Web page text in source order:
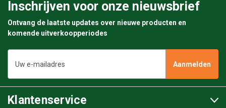
Inschrijven voor onze nieuwsbrief
Ontvang de laatste updates over nieuwe producten en
komende uitverkoopperiodes
mailadres
Klantenservice